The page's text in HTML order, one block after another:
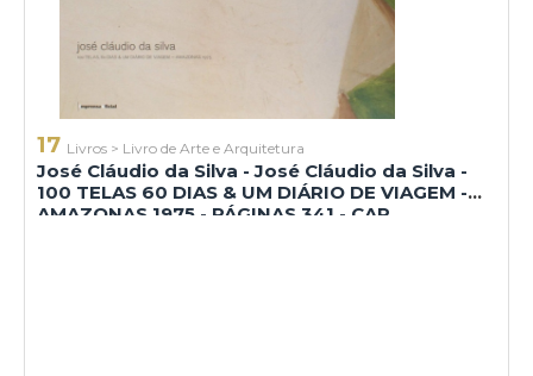
17 Livros > Livro de Arte e Arquitetura
José Cláudio da Silva - José Cláudio da Silva -
100 TELAS 60 DIAS & UM DIÁRIO DE VIAGEM -
AMAZONAS 1975 - PÁGINAS 341 - CAP